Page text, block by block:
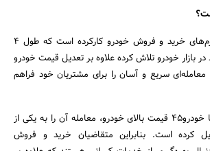
خودرو45، یکی از پلتفرم‌های خرید و فروش خودرو کارکرده است که طول ۴
بازار خودرو تلاش کرده علاوه بر تعدیل قیمت خودرو
سریع و آسان را برای مشتریان خود فراهم
مراحل فروش ماشین با خودرو45 قیمت بالای خودرو، معامله آن را به یکی از
کرده است. بنابراین متقاضیان خرید و فروش